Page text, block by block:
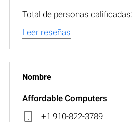
Total de personas calificadas:
Leer reseñas
Affordable Computers
+1 910-822-3789